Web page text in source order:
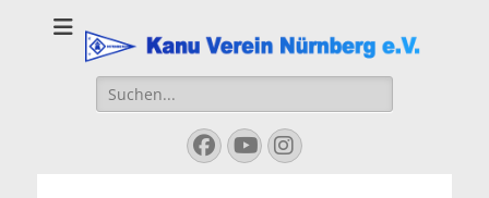
Kanu Verein
Nuernberg
Suchen
nach:
Facebook
YouTube
Instagram